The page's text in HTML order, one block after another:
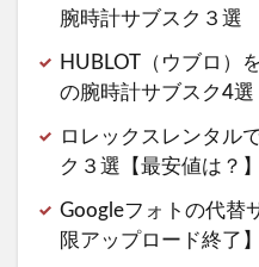
腕時計サブスク３選
HUBLOT（ウブロ）
の腕時計サブスク4選
ロレックスレンタル
ク３選【最安値は？】
Googleフォトの代替
限アップロード終了】